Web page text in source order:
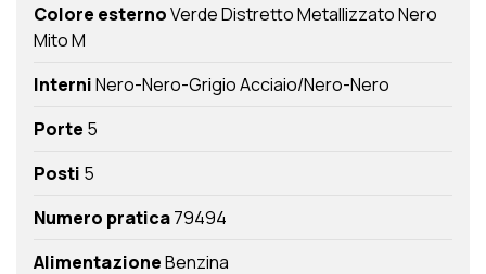
Colore esternoVerde Distretto Metallizzato Nero
Mito M
InterniNero-Nero-Grigio Acciaio/Nero-Nero
Porte 5
Posti 5
Numero pratica79494
AlimentazioneBenzina